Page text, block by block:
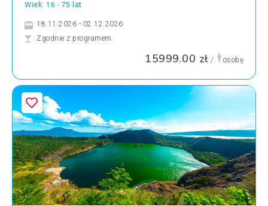
Wiek: 16 - 75 lat
18.11.2026 - 02.12.2026
Zgodnie z programem
15999.00 zł / osobę